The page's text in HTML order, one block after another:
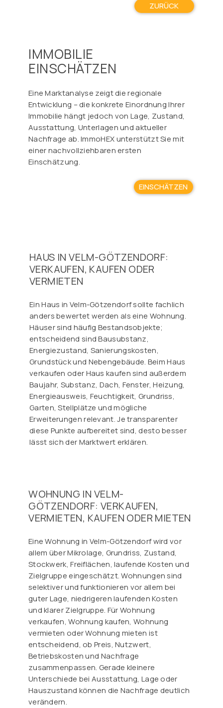
ZURÜCK
IMMOBILIE
EINSCHÄTZEN
Eine Marktanalyse zeigt die regionale
Entwicklung – die konkrete Einordnung Ihrer
Immobilie hängt jedoch von Lage, Zustand,
Ausstattung, Unterlagen und aktueller
Nachfrage ab. ImmoHEX unterstützt Sie mit
einer nachvollziehbaren ersten
Einschätzung.
EINSCHÄTZEN
HAUS IN VELM-GÖTZENDORF:
VERKAUFEN, KAUFEN ODER
VERMIETEN
Ein Haus in Velm-Götzendorf sollte fachlich
anders bewertet werden als eine Wohnung.
Häuser sind häufig Bestandsobjekte;
entscheidend sind Bausubstanz,
Energiezustand, Sanierungskosten,
Grundstück und Nebengebäude. Beim Haus
verkaufen oder Haus kaufen sind außerdem
Baujahr, Substanz, Dach, Fenster, Heizung,
Energieausweis, Feuchtigkeit, Grundriss,
Garten, Stellplätze und mögliche
Erweiterungen relevant. Je transparenter
diese Punkte aufbereitet sind, desto besser
lässt sich der Marktwert erklären.
WOHNUNG IN VELM-
GÖTZENDORF: VERKAUFEN,
VERMIETEN, KAUFEN ODER MIETEN
Eine Wohnung in Velm-Götzendorf wird vor
allem über Mikrolage, Grundriss, Zustand,
Stockwerk, Freiflächen, laufende Kosten und
Zielgruppe eingeschätzt. Wohnungen sind
selektiver und funktionieren vor allem bei
guter Lage, niedrigeren laufenden Kosten
und klarer Zielgruppe. Für Wohnung
verkaufen, Wohnung kaufen, Wohnung
vermieten oder Wohnung mieten ist
entscheidend, ob Preis, Nutzwert,
Betriebskosten und Nachfrage
zusammenpassen. Gerade kleinere
Unterschiede bei Ausstattung, Lage oder
Hauszustand können die Nachfrage deutlich
verändern.